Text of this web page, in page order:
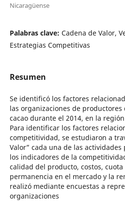
Nicaragüense
Palabras clave: Cadena de Valor,
Estrategias Competitivas
Resumen
Se identificó los factores
las organizaciones de
cacao durante el 2014, en la
Para identificar los factores
competitividad, se estudiaron a
Valor” cada una de las
los indicadores de la
calidad del producto, costos, cuota
permanencia en el mercado y la
realizó mediante encuestas a
organizaciones